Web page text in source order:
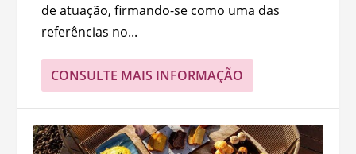
de atuação, firmando-se como uma das
referências no...
CONSULTE MAIS INFORMAÇÃO